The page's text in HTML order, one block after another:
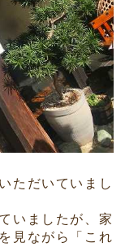
ただいていまし
いましたが、家
見ながら「これ